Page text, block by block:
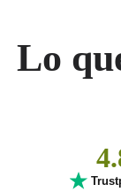
Lo